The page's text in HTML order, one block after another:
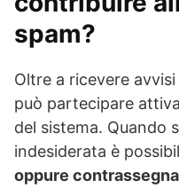
spam?
Oltre a ricevere
può partecipare
del sistema. Quando
indesiderata è
oppure